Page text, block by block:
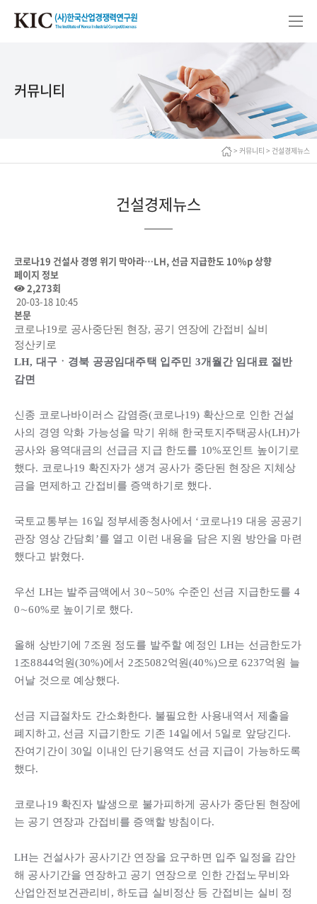
커뮤니티
> 커뮤니티 > 건설경제뉴스
건설경제뉴스
코로나19 건설사 경영 위기 막아라…LH, 선금 지급한도 10%p 상향
페이지 정보
2,273회
20-03-18 10:45
본문
코로나19로 공사중단된 현장, 공기 연장에 간접비 실비
정산키로
LH, 대구ㆍ경북 공공임대주택 입주민 3개월간 임대료 절반
감면
신종 코로나바이러스 감염증(코로나19) 확산으로 인한 건설
사의 경영 악화 가능성을 막기 위해 한국토지주택공사(LH)가
공사와 용역대금의 선급금 지급 한도를 10%포인트 높이기로
했다. 코로나19 확진자가 생겨 공사가 중단된 현장은 지체상
금을 면제하고 간접비를 증액하기로 했다.
국토교통부는 16일 정부세종청사에서 ‘코로나19 대응 공공기
관장 영상 간담회’를 열고 이런 내용을 담은 지원 방안을 마련
했다고 밝혔다.
우선 LH는 발주금액에서 30∼50% 수준인 선금 지급한도를 4
0∼60%로 높이기로 했다.
올해 상반기에 7조원 정도를 발주할 예정인 LH는 선금한도가
1조8844억원(30%)에서 2조5082억원(40%)으로 6237억원 늘
어날 것으로 예상했다.
선금 지급절차도 간소화한다. 불필요한 사용내역서 제출을
폐지하고, 선금 지급기한도 기존 14일에서 5일로 앞당긴다.
잔여기간이 30일 이내인 단기용역도 선금 지급이 가능하도록
했다.
코로나19 확진자 발생으로 불가피하게 공사가 중단된 현장에
는 공기 연장과 간접비를 증액할 방침이다.
LH는 건설사가 공사기간 연장을 요구하면 입주 일정을 감안
해 공사기간을 연장하고 공기 연장으로 인한 간접노무비와
산업안전보건관리비, 하도급 실비정산 등 간접비는 실비 정